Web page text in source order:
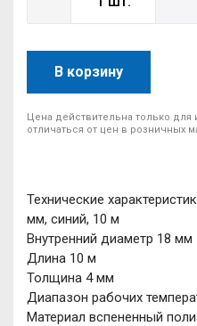
В корзину
Цена действительна только для
отличаться от цен в розничных
Технические
мм, синий, 10 м
Внутренний диаметр 18 мм
Длина 10 м
Толщина 4 мм
Диапазон рабочих
Материал вспененный